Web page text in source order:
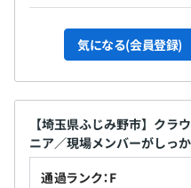
気になる(会員登録)
【埼玉県ふじみ野市】クラ
ニア／現場メンバーがしっ
通過ランク：F